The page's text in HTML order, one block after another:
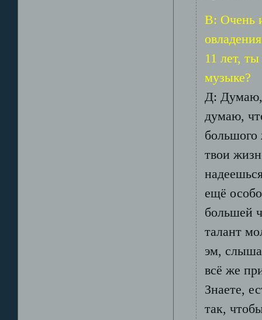
В: Очень
11 лет,
музыке?
Д: Думаю,
думаю,
большого
твои
ещё
большей
талант
эм, слыша
всё же
Знаете,
так,